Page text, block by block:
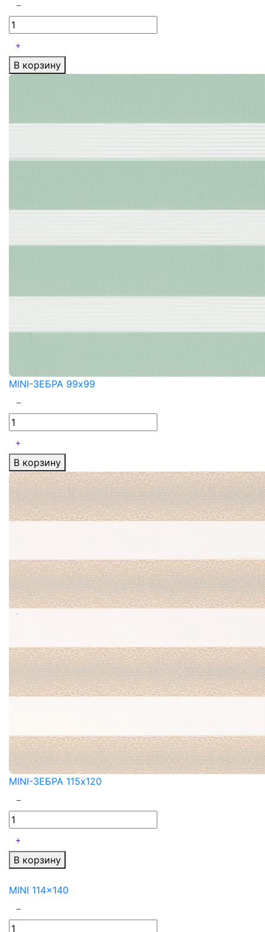
В корзину
MINI-ЗЕБРА 99x99
В корзину
MINI-ЗЕБРА 115x120
В корзину
MINI 114x140